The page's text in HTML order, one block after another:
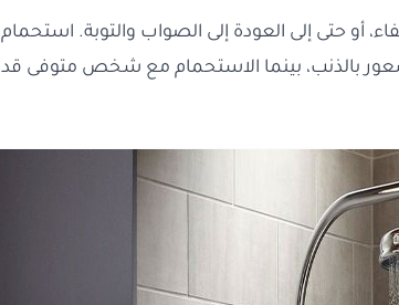
أو حتى إلى العودة إلى الصواب والتوبة. استحمام
بالذنب، بينما الاستحمام مع شخص متوفى قد